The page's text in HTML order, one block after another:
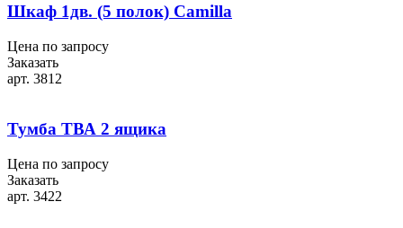
Шкаф 1дв. (5 полок) Camilla
Цена по запросу
Заказать
арт. 3812
Тумба ТВА 2 ящика
Цена по запросу
Заказать
арт. 3422